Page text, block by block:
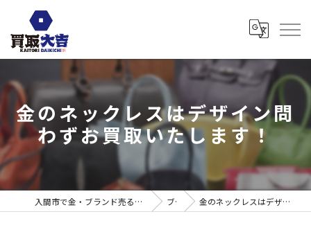
金のネックレスはデザイン問
わずお買取いたします！
入間市で金・ブランド売るなら買取大吉 ウエスタ武蔵藤沢店 ブログ 金のネックレスはデザイン問わずお買取いたします！